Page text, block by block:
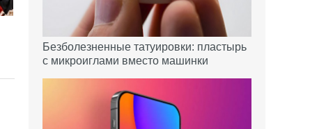
Безболезненные татуировки: пластырь
с микроиглами вместо машинки